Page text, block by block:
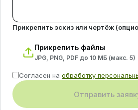
Прикрепить эскиз или чертёж
Прикрепить файлы
JPG, PNG, PDF до 10 МБ (макс. 5)
Согласен на обработку
Отправить